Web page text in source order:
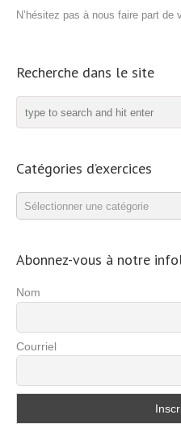
N’hésitez pas à nous faire part de
Recherche dans le site
Catégories d’exercices
Catégories
d’exercices
Abonnez-vous à notre
Nom
Courriel